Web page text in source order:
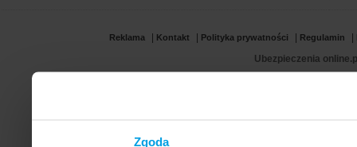
Zgoda
Reklama Kontakt Polityka prywatności Regulamin
Ubezpieczenia